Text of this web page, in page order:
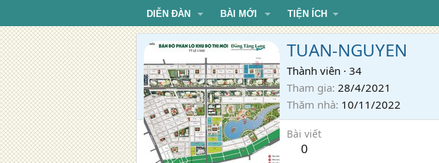
DIỄN ĐÀN BÀI MỚI TIỆN ÍCH
TUAN-NGUYEN
Thành viên · 34
Tham gia 28/4/2021
Thăm nhà 10/11/2022
Bài viết
0